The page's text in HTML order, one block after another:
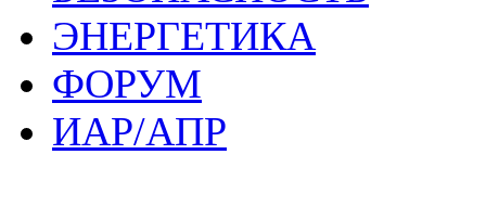
ЭНЕРГЕТИКА
ФОРУМ
ИАР/АПР